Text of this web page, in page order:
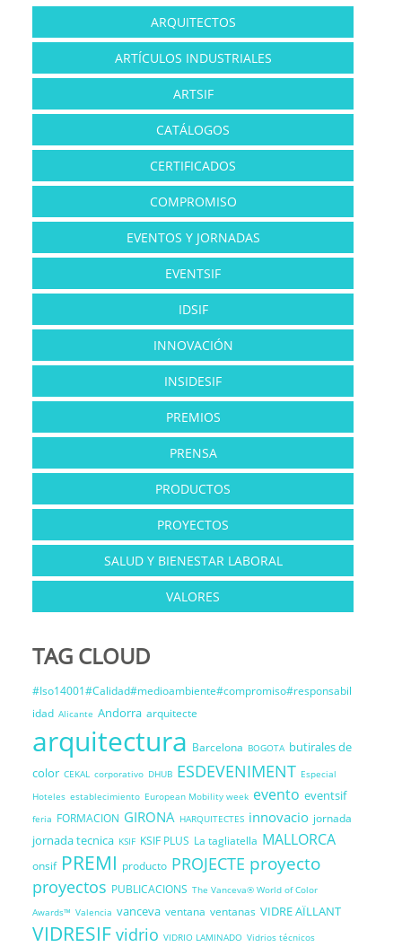
ARQUITECTOS
ARTÍCULOS INDUSTRIALES
ARTSIF
CATÁLOGOS
CERTIFICADOS
COMPROMISO
EVENTOS Y JORNADAS
EVENTSIF
IDSIF
INNOVACIÓN
INSIDESIF
PREMIOS
PRENSA
PRODUCTOS
PROYECTOS
SALUD Y BIENESTAR LABORAL
VALORES
TAG CLOUD
#Iso14001#Calidad#medioambiente#compromiso#responsabil
idad Alicante Andorra arquitecte
arquitectura Barcelona BOGOTA butirales de
color CEKAL corporativo DHUB ESDEVENIMENT Especial
Hoteles establecimiento European Mobility week evento eventsif
feria FORMACION GIRONA HARQUITECTES innovacio jornada
jornada tecnica KSIF KSIF PLUS La tagliatella MALLORCA
onsif PREMI producto PROJECTE proyecto
proyectos PUBLICACIONS The Vanceva® World of Color
Awards™ Valencia vanceva ventana ventanas VIDRE AÏLLANT
VIDRESIF vidrio VIDRIO LAMINADO Vidrios técnicos